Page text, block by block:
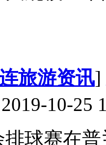
旅游资讯]
2019-10-25
球赛在